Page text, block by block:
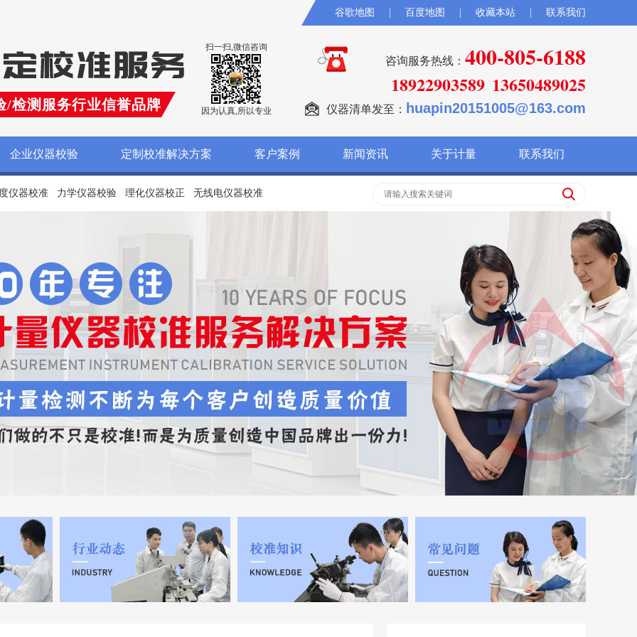
谷歌地图 百度地图 收藏本站 联系我们
/检测服务行业信誉品牌
扫一扫,微信咨询
因为认真,所以专业
咨询服务热线： 400-805-6188
18922903589 13650489025
仪器清单发至： huapin20151005@163.com
企业仪器校验 定制校准解决方案 客户案例 新闻资讯 关于计量 联系我们
仪器校准 力学仪器校验 理化仪器校正 无线电仪器校准